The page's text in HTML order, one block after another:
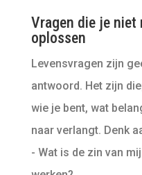
Vragen die je
oplossen
Levensvragen zijn
antwoord. Het zijn
wie je bent, wat
naar verlangt. Denk
- Wat is de zin van